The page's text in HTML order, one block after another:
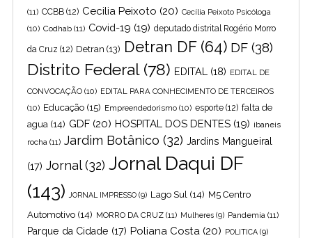
(11) CCBB (12) Cecilia Peixoto (20) Cecília Peixoto Psicóloga
(10) Codhab (11) Covid-19 (19) deputado distrital Rogério Morro
da Cruz (12) Detran (13) Detran DF(64) DF (38)
Distrito Federal(78) EDITAL (18) EDITAL DE
CONVOCAÇÃO (10) EDITAL PARA CONHECIMENTO DE TERCEIROS
(10) Educação (15) Empreendedorismo (10) esporte (12) falta de
agua (14) GDF (20) HOSPITAL DOS DENTES (19) ibaneis
rocha (11) Jardim Botânico (32) Jardins Mangueiral
(17) Jornal(32) Jornal Daqui DF
(143)
JORNAL IMPRESSO (9) Lago Sul (14) M5 Centro
Automotivo (14) MORRO DA CRUZ (11) Mulheres (9) Pandemia (11)
Parque da Cidade (17) Poliana Costa (20) POLITICA (9)